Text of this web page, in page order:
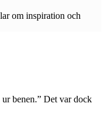
om inspiration och
benen.” Det var dock